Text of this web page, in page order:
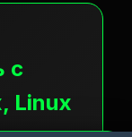
с
Linux